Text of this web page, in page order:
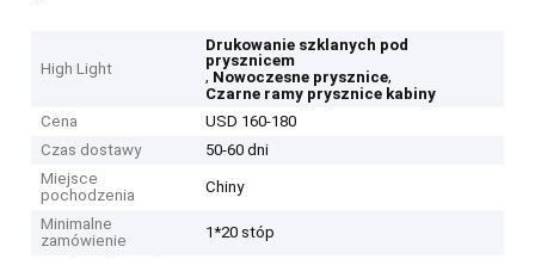
High Light
Drukowanie szklanych pod
prysznicem
, Nowoczesne prysznice,
Czarne ramy prysznice kabiny
Cena
USD 160-180
Czas dostawy
50-60 dni
Miejsce
pochodzenia
Chiny
Minimalne
zamówienie
1*20 stóp